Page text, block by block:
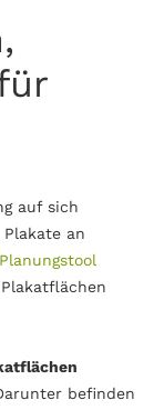
auf sich
an
befinden